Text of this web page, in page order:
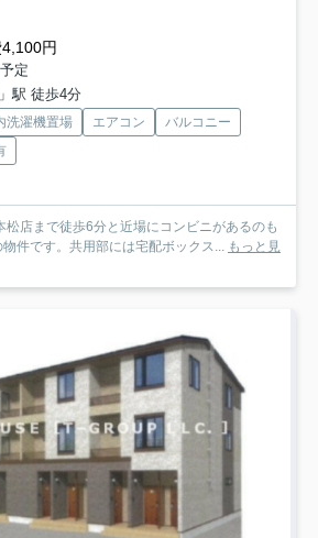
円
定
駅 徒歩4分
洗濯機置場 エアコン
バルコニー
松店まで徒歩6分と近場にコンビニがあるのも
件です。共用部には宅配ボックス... もっと見